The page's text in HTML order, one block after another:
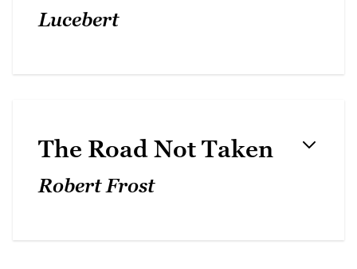
Lucebert
The Road Not Taken
Robert Frost